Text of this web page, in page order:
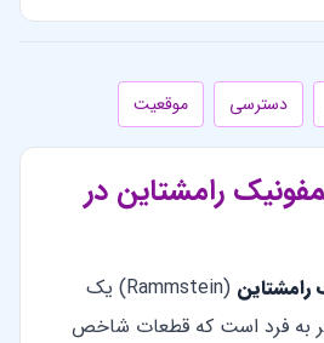
دسترسی موقعیت
رامشتاین در
(Rammstein) یک
به فرد است که قطعات شاخص